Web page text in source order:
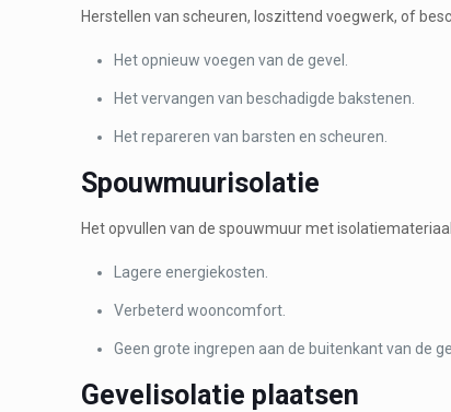
Herstellen van scheuren, loszittend voegwerk, of
Het opnieuw voegen van de gevel.
Het vervangen van beschadigde bakstenen.
Het repareren van barsten en scheuren.
Spouwmuurisolatie
Het opvullen van de spouwmuur met
Lagere energiekosten.
Verbeterd wooncomfort.
Geen grote ingrepen aan de buitenkant van de
Gevelisolatie plaatsen